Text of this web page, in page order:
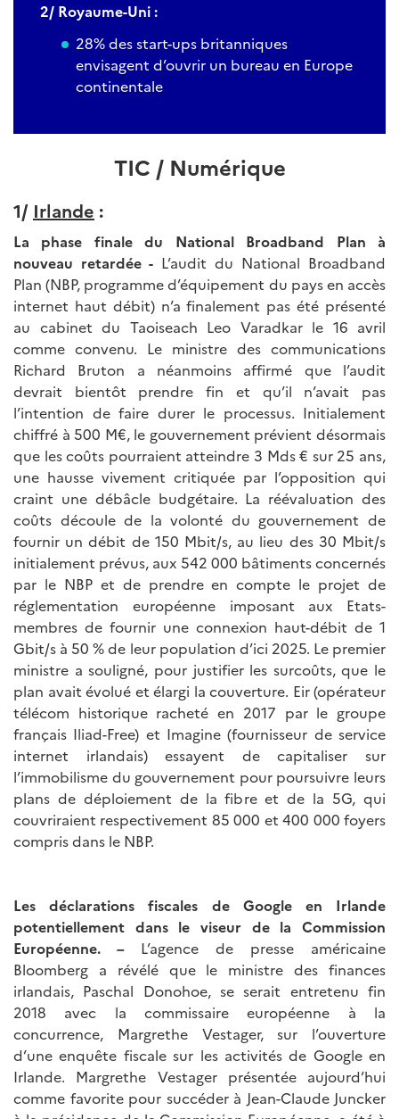
2/ Royaume-Uni :
28% des start-ups britanniques
envisagent d’ouvrir un bureau en Europe
continentale
TIC / Numérique
1/ Irlande :
La phase finale du National Broadband Plan à
nouveau retardée - L’audit du National Broadband
Plan (NBP, programme d’équipement du pays en accès
internet haut débit) n’a finalement pas été présenté
au cabinet du Taoiseach Leo Varadkar le 16 avril
comme convenu. Le ministre des communications
Richard Bruton a néanmoins affirmé que l’audit
devrait bientôt prendre fin et qu’il n’avait pas
l’intention de faire durer le processus. Initialement
chiffré à 500 M€, le gouvernement prévient désormais
que les coûts pourraient atteindre 3 Mds € sur 25 ans,
une hausse vivement critiquée par l’opposition qui
craint une débâcle budgétaire. La réévaluation des
coûts découle de la volonté du gouvernement de
fournir un débit de 150 Mbit/s, au lieu des 30 Mbit/s
initialement prévus, aux 542 000 bâtiments concernés
par le NBP et de prendre en compte le projet de
réglementation européenne imposant aux Etats-
membres de fournir une connexion haut-débit de 1
Gbit/s à 50 % de leur population d’ici 2025. Le premier
ministre a souligné, pour justifier les surcoûts, que le
plan avait évolué et élargi la couverture. Eir (opérateur
télécom historique racheté en 2017 par le groupe
français Iliad-Free) et Imagine (fournisseur de service
internet irlandais) essayent de capitaliser sur
l’immobilisme du gouvernement pour poursuivre leurs
plans de déploiement de la fibre et de la 5G, qui
couvriraient respectivement 85 000 et 400 000 foyers
compris dans le NBP.
Les déclarations fiscales de Google en Irlande
potentiellement dans le viseur de la Commission
Européenne. – L’agence de presse américaine
Bloomberg a révélé que le ministre des finances
irlandais, Paschal Donohoe, se serait entretenu fin
2018 avec la commissaire européenne à la
concurrence, Margrethe Vestager, sur l’ouverture
d’une enquête fiscale sur les activités de Google en
Irlande. Margrethe Vestager présentée aujourd’hui
comme favorite pour succéder à Jean-Claude Juncker